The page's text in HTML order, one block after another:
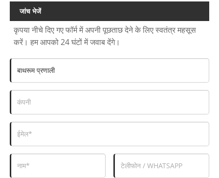
जांच भेजें
कृपया नीचे दिए गए फॉर्म में अपनी पूछताछ देने के लिए स्वतंत्र महसूस
करें। हम आपको 24 घंटों में जवाब देंगे।